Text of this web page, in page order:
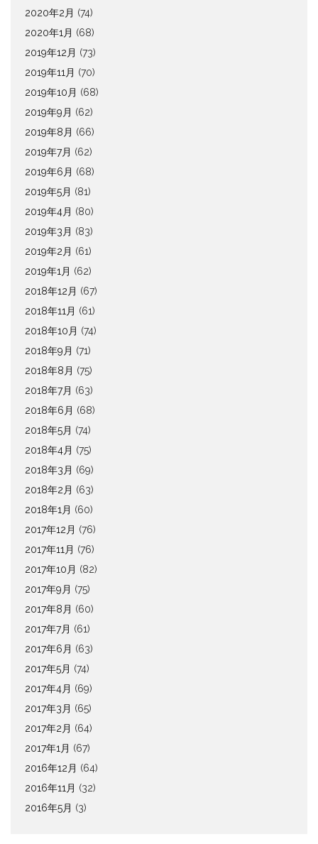
2020年2月 (74)
2020年1月 (68)
2019年12月 (73)
2019年11月 (70)
2019年10月 (68)
2019年9月 (62)
2019年8月 (66)
2019年7月 (62)
2019年6月 (68)
2019年5月 (81)
2019年4月 (80)
2019年3月 (83)
2019年2月 (61)
2019年1月 (62)
2018年12月 (67)
2018年11月 (61)
2018年10月 (74)
2018年9月 (71)
2018年8月 (75)
2018年7月 (63)
2018年6月 (68)
2018年5月 (74)
2018年4月 (75)
2018年3月 (69)
2018年2月 (63)
2018年1月 (60)
2017年12月 (76)
2017年11月 (76)
2017年10月 (82)
2017年9月 (75)
2017年8月 (60)
2017年7月 (61)
2017年6月 (63)
2017年5月 (74)
2017年4月 (69)
2017年3月 (65)
2017年2月 (64)
2017年1月 (67)
2016年12月 (64)
2016年11月 (32)
2016年5月 (3)